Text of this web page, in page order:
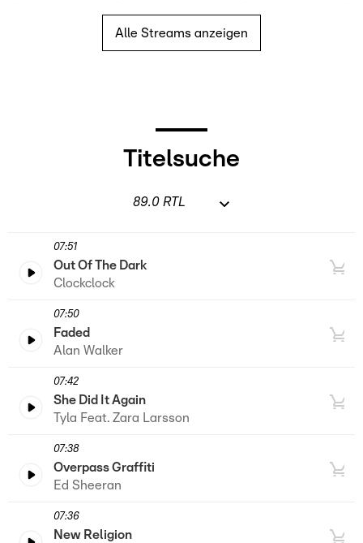
Alle Streams anzeigen
Titelsuche
07:51
Out Of The Dark
Clockclock
07:50
Faded
Alan Walker
07:42
She Did It Again
Tyla Feat. Zara Larsson
07:38
Overpass Graffiti
Ed Sheeran
07:36
New Religion